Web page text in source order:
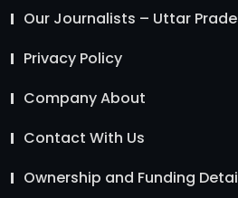
Our Journalists – Uttar
Privacy Policy
Company About
Contact With Us
Ownership and Funding